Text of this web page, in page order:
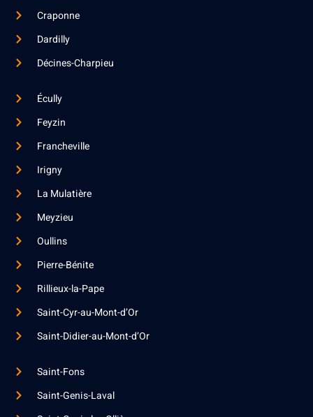
Craponne
Dardilly
Décines-Charpieu
Écully
Feyzin
Francheville
Irigny
La Mulatière
Meyzieu
Oullins
Pierre-Bénite
Rillieux-la-Pape
Saint-Cyr-au-Mont-d’Or
Saint-Didier-au-Mont-d’Or
Saint-Fons
Saint-Genis-Laval